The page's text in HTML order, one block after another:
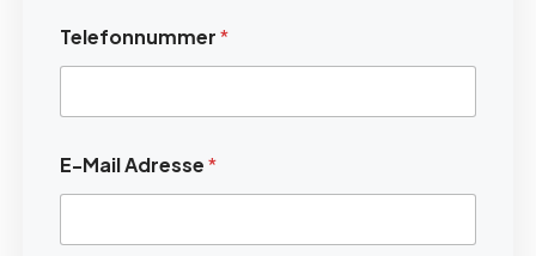
Telefonnummer*
E-Mail Adresse*